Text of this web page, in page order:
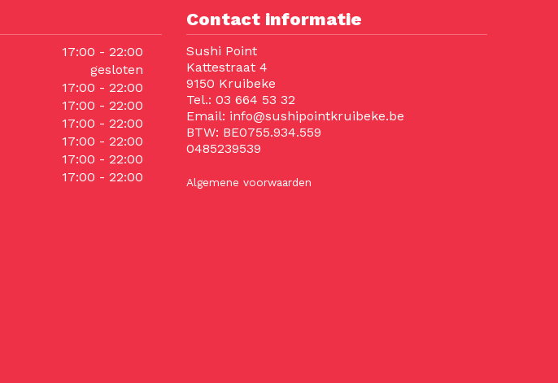
17:00 - 22:00
gesloten
17:00 - 22:00
17:00 - 22:00
17:00 - 22:00
17:00 - 22:00
17:00 - 22:00
17:00 - 22:00
Contact informatie
Sushi Point
Kattestraat 4
9150 Kruibeke
Tel.: 03 664 53 32
Email: info@sushipointkruibeke.be
BTW: BE0755.934.559
0485239539
Algemene voorwaarden